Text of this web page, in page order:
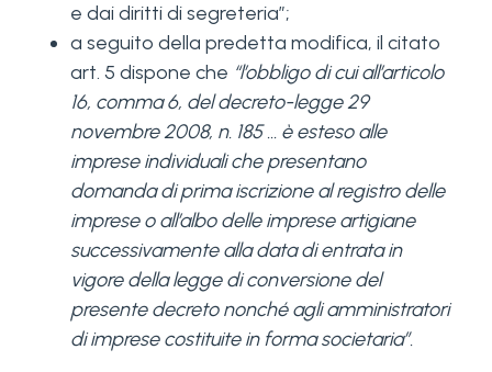
e dai diritti di segreteria”;
a seguito della predetta modifica, il citato
art. 5 dispone che “l’obbligo di cui all’articolo
16, comma 6, del decreto-legge 29
novembre 2008, n. 185 … è esteso alle
imprese individuali che presentano
domanda di prima iscrizione al registro delle
imprese o all’albo delle imprese artigiane
successivamente alla data di entrata in
vigore della legge di conversione del
presente decreto nonché agli amministratori
di imprese costituite in forma societaria”.